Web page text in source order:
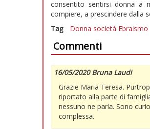
consentito sentirsi donna a
compiere, a prescindere dalla
Tag
Donna società Ebraismo
Commenti
16/05/2020 Bruna Laudi
Grazie Maria Teresa.
riportato alla parte di
nessuno ne parla. Sono
complessa.